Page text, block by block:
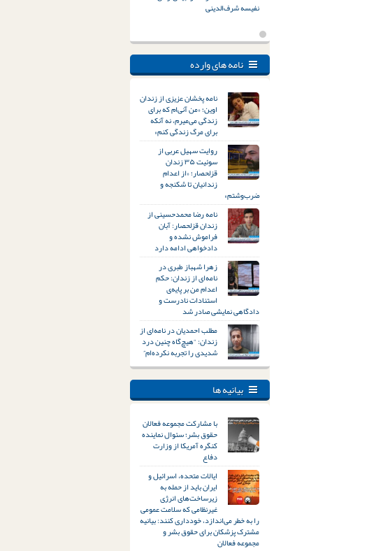
نفیسه شرف‌الدینی
نامه های وارده
نامه پخشان عزیزی از زندان
اوین؛ «من آنی‌ام که برای
زندگی می‌میرم، نه آنکه
برای مرگ زندگی کنم»
روایت سهیل عربی از
سوئیت ۳۵ زندان
قزلحصار؛ «از اعدام
زندانیان تا شکنجه و
ضرب‌وشتم»
نامه رضا محمدحسینی از
زندان قزلحصار: آبان
فراموش نشده و
دادخواهی ادامه دارد
زهرا شهباز طبری در
نامه‌ای از زندان: حکم
اعدام من بر پایه‌ی
استنادات نادرست و
دادگاهی نمایشی صادر شد
مطلب احمدیان در نامه‌ای از
زندان: “هیچ‌گاه چنین درد
شدیدی را تجربه نکرده‌ام”
بیانیه ها
با مشارکت مجموعه فعالان
حقوق بشر؛ سئوال نماینده
کنگره آمریکا از وزارت
دفاع
ایالات متحده، اسرائیل و
ایران باید از حمله به
زیرساخت‌های انرژی
غیرنظامی که سلامت عمومی
را به خطر می‌اندازد، خودداری کنند: بیانیه
مشترک پزشکان برای حقوق بشر و
مجموعه فعالان